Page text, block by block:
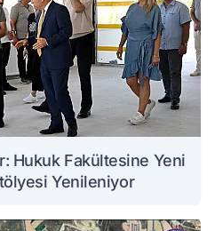
Hukuk Fakültesine Yeni
Yenileniyor